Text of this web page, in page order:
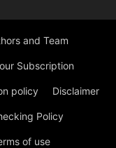
and Team
Subscription
policy Disclaimer
Policy
of use